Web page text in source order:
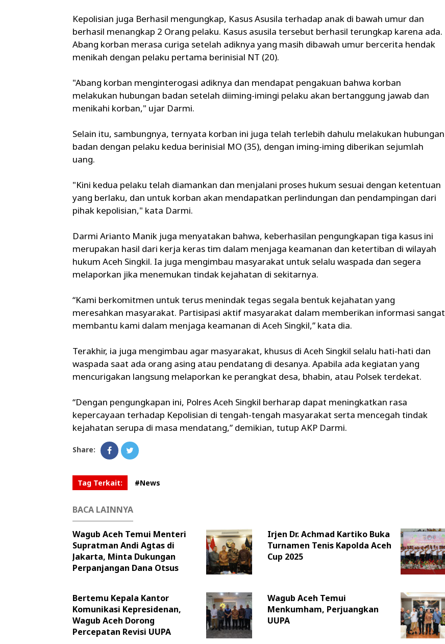
Kepolisian juga Berhasil mengungkap, Kasus Asusila terhadap anak di bawah umur dan
berhasil menangkap 2 Orang pelaku. Kasus asusila tersebut berhasil terungkap karena ada.
Abang korban merasa curiga setelah adiknya yang masih dibawah umur bercerita hendak
menikah dengan pelaku pertama berinisial NT (20).
"Abang korban menginterogasi adiknya dan mendapat pengakuan bahwa korban
melakukan hubungan badan setelah diiming-imingi pelaku akan bertanggung jawab dan
menikahi korban," ujar Darmi.
Selain itu, sambungnya, ternyata korban ini juga telah terlebih dahulu melakukan hubungan
badan dengan pelaku kedua berinisial MO (35), dengan iming-iming diberikan sejumlah
uang.
"Kini kedua pelaku telah diamankan dan menjalani proses hukum sesuai dengan ketentuan
yang berlaku, dan untuk korban akan mendapatkan perlindungan dan pendampingan dari
pihak kepolisian," kata Darmi.
Darmi Arianto Manik juga menyatakan bahwa, keberhasilan pengungkapan tiga kasus ini
merupakan hasil dari kerja keras tim dalam menjaga keamanan dan ketertiban di wilayah
hukum Aceh Singkil. Ia juga mengimbau masyarakat untuk selalu waspada dan segera
melaporkan jika menemukan tindak kejahatan di sekitarnya.
“Kami berkomitmen untuk terus menindak tegas segala bentuk kejahatan yang
meresahkan masyarakat. Partisipasi aktif masyarakat dalam memberikan informasi sangat
membantu kami dalam menjaga keamanan di Aceh Singkil,” kata dia.
Terakhir, ia juga mengimbau agar masyarakat, khusus di Aceh Singkil selalu hati-hati dan
waspada saat ada orang asing atau pendatang di desanya. Apabila ada kegiatan yang
mencurigakan langsung melaporkan ke perangkat desa, bhabin, atau Polsek terdekat.
“Dengan pengungkapan ini, Polres Aceh Singkil berharap dapat meningkatkan rasa
kepercayaan terhadap Kepolisian di tengah-tengah masyarakat serta mencegah tindak
kejahatan serupa di masa mendatang,” demikian, tutup AKP Darmi.
Share:
Tag Terkait: #News
BACA LAINNYA
Wagub Aceh Temui Menteri
Supratman Andi Agtas di
Jakarta, Minta Dukungan
Perpanjangan Dana Otsus
Irjen Dr. Achmad Kartiko Buka
Turnamen Tenis Kapolda Aceh
Cup 2025
Bertemu Kepala Kantor
Komunikasi Kepresidenan,
Wagub Aceh Dorong
Percepatan Revisi UUPA
Wagub Aceh Temui
Menkumham, Perjuangkan
UUPA